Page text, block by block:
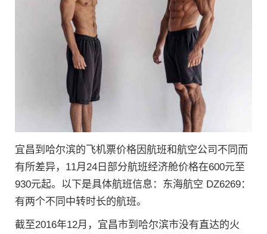
宜昌到哈尔滨的飞机票价格因航班和航空公司不同而
有所差异，11月24日部分航班经济舱价格在600元至
930元起。以下是具体航班信息：东海航空 DZ6269：
有两个不同中转时长的航班。
截至2016年12月，宜昌市到哈尔滨市没有直达的火